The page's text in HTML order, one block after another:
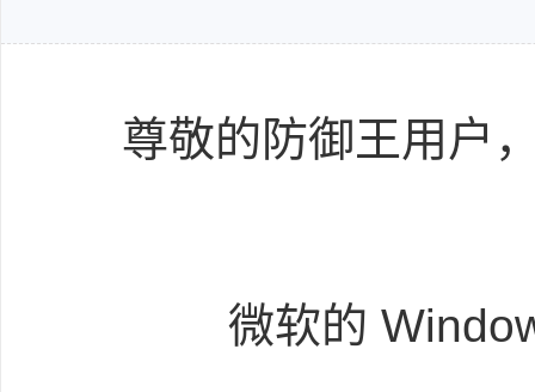
尊敬的防御王用户
微软的 Windows